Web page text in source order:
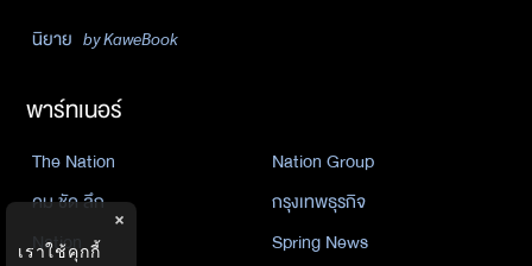
นิยาย by KaweBook
พาร์ทเนอร์
The Nation
Nation Group
คม ชัด ลึก
กรุงเทพธุรกิจ
Nation
Spring News
×
เราใช้คุกกี้